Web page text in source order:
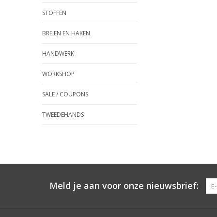
STOFFEN
BREIEN EN HAKEN
HANDWERK
WORKSHOP
SALE / COUPONS
TWEEDEHANDS
Meld je aan voor onze nieuwsbrief: